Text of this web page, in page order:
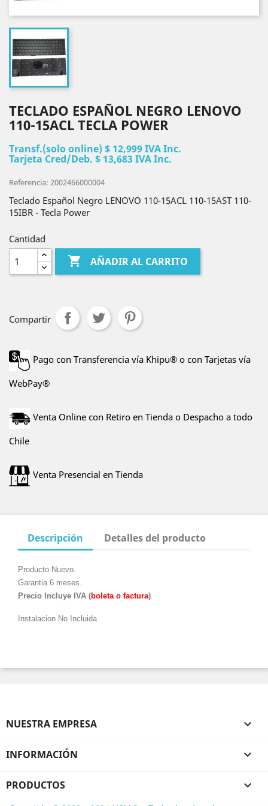
TECLADO ESPAÑOL NEGRO LENOVO
110-15ACL TECLA POWER
Transf.(solo online) $ 12,999 IVA Inc.
Tarjeta Cred/Deb. $ 13,683 IVA Inc.
Referencia: 2002466000004
Teclado Español Negro LENOVO 110-15ACL 110-15AST 110-
15IBR - Tecla Power
Cantidad
 AÑADIR AL CARRITO
Compartir
Pago con Transferencia vía Khipu® o con Tarjetas vía
WebPay®
Venta Online con Retiro en Tienda o Despacho a todo
Chile
Venta Presencial en Tienda
Descripción Detalles del producto
Producto Nuevo.
Garantia 6 meses.
Precio Incluye IVA (boleta o factura).
Instalacion No Incluida
NUESTRA EMPRESA 
INFORMACIÓN 
PRODUCTOS 